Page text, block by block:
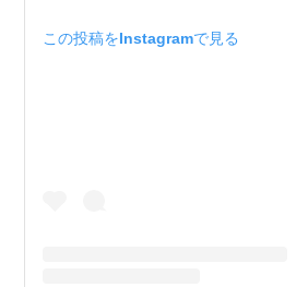
この投稿をInstagramで見る